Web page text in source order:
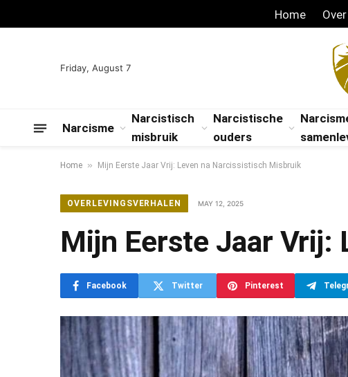
Home
Friday, August 7
Narcisme
Narcistisch
misbruik
Narcistische
ouders
Home » Mijn Eerste Jaar Vrij: Leven na Narcissistisch Misbruik
OVERLEVINGSVERHALEN MAY 12, 2025
Mijn Eerste Jaar Vrij:
Facebook Twitter Pinterest